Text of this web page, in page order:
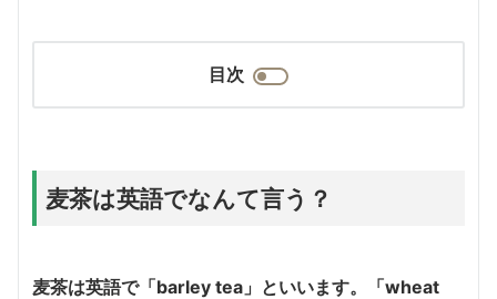
目次
麦茶は英語でなんて言う？
麦茶は英語で「barley tea」 といいます。
「wheat